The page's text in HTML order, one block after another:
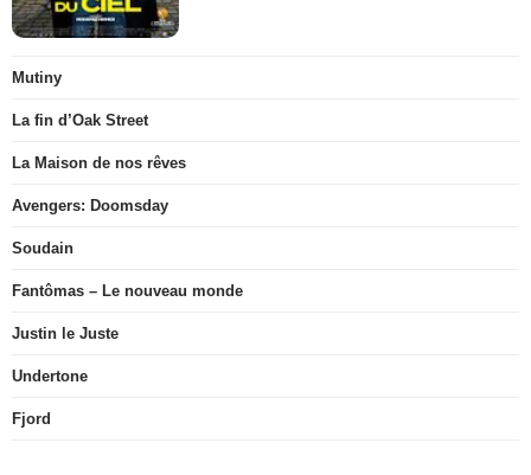
Mutiny
La fin d’Oak Street
La Maison de nos rêves
Avengers: Doomsday
Soudain
Fantômas – Le nouveau monde
Justin le Juste
Undertone
Fjord